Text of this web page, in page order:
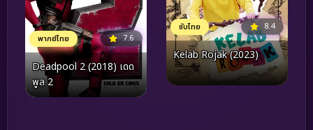
พากย์ไทย 7.6
Deadpool 2 (2018) เดด
พูล 2
ซับไทย 8.4
Kelab Rojak (2023)